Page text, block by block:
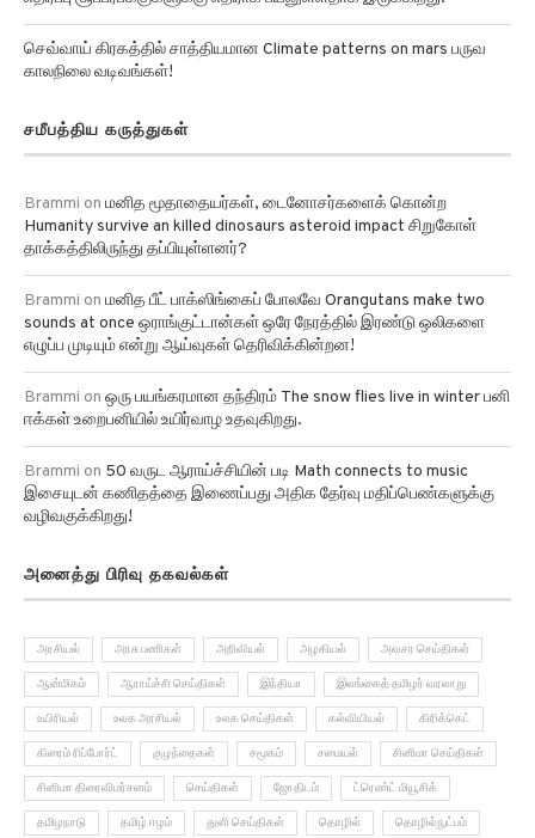
செவ்வாய் கிரகத்தில் சாத்தியமான Climate patterns on mars பருவ
காலநிலை வடிவங்கள்!
Humanity survive an killed dinosaurs asteroid impact சிறுகோள்
தாக்கத்திலிருந்து தப்பியுள்ளனர்?
Brammionமனித பீட் பாக்ஸிங்கைப் போலவே Orangutans make two
sounds at once ஒராங்குட்டான்கள் ஒரே நேரத்தில் இரண்டு ஒலிகளை
எழுப்ப முடியும் என்று ஆய்வுகள் தெரிவிக்கின்றன!
Brammionஒரு பயங்கரமான தந்திரம் The snow flies live in winter பனி
ஈக்கள் உறைபனியில் உயிர்வாழ உதவுகிறது.
Brammion50 வருட ஆராய்ச்சியின் படி Math connects to music
இசையுடன் கணிதத்தை இணைப்பது அதிக தேர்வு மதிப்பெண்களுக்கு
வழிவகுக்கிறது!
ஆன்மிகம் ஆராய்ச்சி செய்திகள் இந்தியா இலங்கைத் தமிழர் வரலாறு
உயிரியல் உலக அரசியல் உலக செய்திகள் கல்வியியல் கிரிக்கெட்
கிரைம் ரிப்போர்ட் குழந்தைகள் சமூகம் சமையல் சினிமா செய்திகள்
சினிமா திரைவிமர்சனம் செய்திகள் ஜோதிடம் ட்ரெண்ட் மியூசிக்
தமிழநாடு தமிழ் ஈழம் துளி செய்திகள் தொழில் தொழில்நுட்பம்